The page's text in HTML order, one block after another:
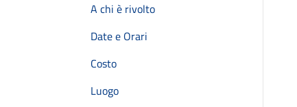
A chi è rivolto
Date e Orari
Costo
Luogo